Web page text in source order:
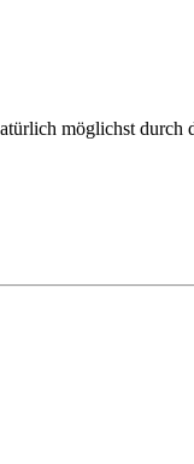
möglichst durch